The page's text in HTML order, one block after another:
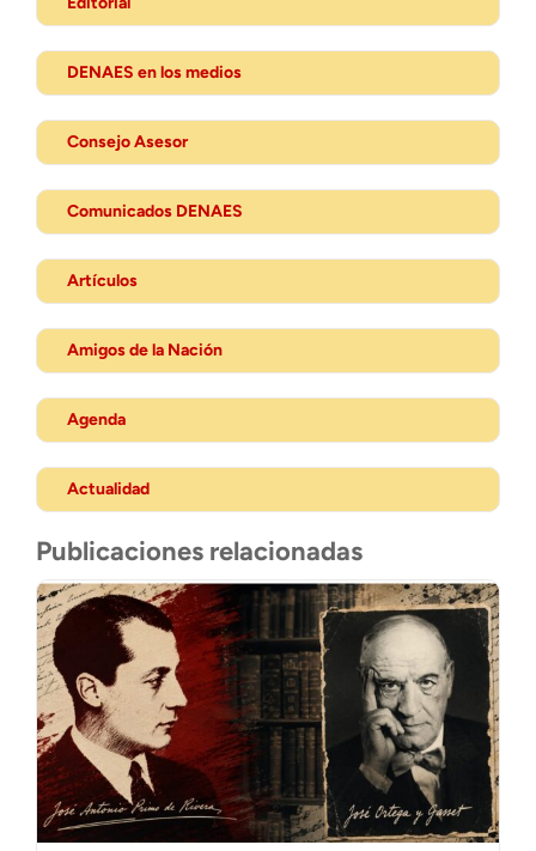
DENAES en los medios
Consejo Asesor
Comunicados DENAES
Artículos
Amigos de la Nación
Agenda
Actualidad
Publicaciones relacionadas